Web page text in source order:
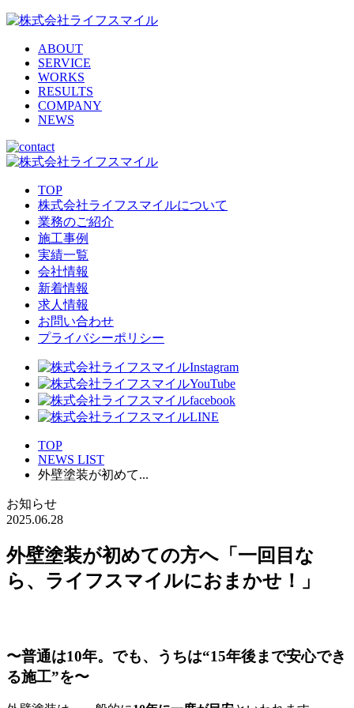
ABOUT
SERVICE
WORKS
RESULTS
COMPANY
NEWS
TOP
株式会社ライフスマイルについて
業務のご紹介
施工事例
実績一覧
会社情報
新着情報
求人情報
お問い合わせ
プライバシーポリシー
TOP
NEWS LIST
外壁塗装が初めて...
お知らせ
2025.06.28
外壁塗装が初めての方へ「一回目な
ら、ライフスマイルにおまかせ！」
〜普通は10年。でも、うちは“15年後まで安心でき
る施工”を〜